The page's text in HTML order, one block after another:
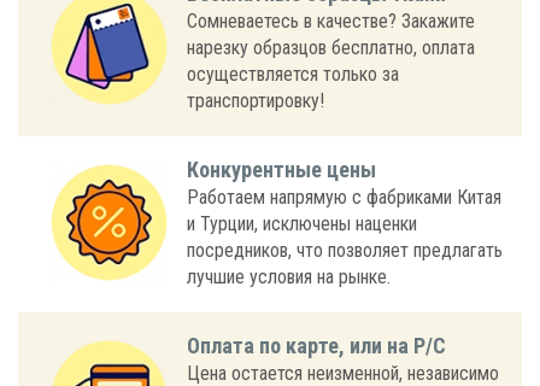
Сомневаетесь в качестве? Закажите
нарезку образцов бесплатно, оплата
осуществляется только за
транспортировку!
Конкурентные цены
Работаем напрямую с фабриками Китая
и Турции, исключены наценки
посредников, что позволяет предлагать
лучшие условия на рынке.
Оплата по карте, или на Р/С
Цена остается неизменной, независимо